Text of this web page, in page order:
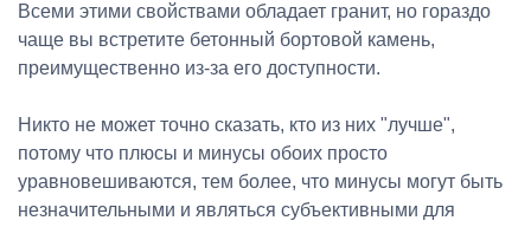
Всеми этими свойствами обладает гранит, но гораздо
чаще вы встретите бетонный бортовой камень,
преимущественно из-за его доступности.
Никто не может точно сказать, кто из них "лучше",
потому что плюсы и минусы обоих просто
уравновешиваются, тем более, что минусы могут быть
незначительными и являться субъективными для